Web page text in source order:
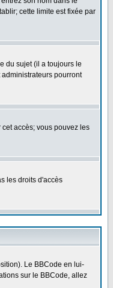
cette limite est fixée par
du sujet (il a toujours le
pourront
accès; vous pouvez les
les droits d'accès
Le BBCode en lui-
sur le BBCode, allez